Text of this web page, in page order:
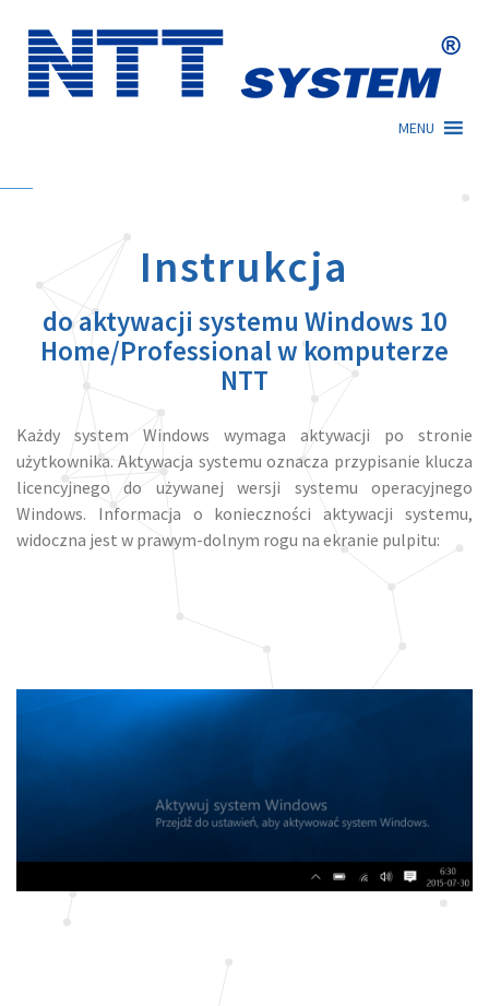
content
MENU
Instrukcja
do aktywacji systemu Windows 10
Home/Professional w komputerze
NTT
Każdy system Windows wymaga aktywacji po stronie
użytkownika. Aktywacja systemu oznacza przypisanie klucza
licencyjnego do używanej wersji systemu operacyjnego
Windows. Informacja o konieczności aktywacji systemu,
widoczna jest w prawym-dolnym rogu na ekranie pulpitu: